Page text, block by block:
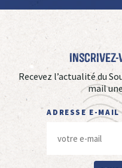
Inscrivez-
Recevez l’actualité du
mail
ADRESSE E-MAIL